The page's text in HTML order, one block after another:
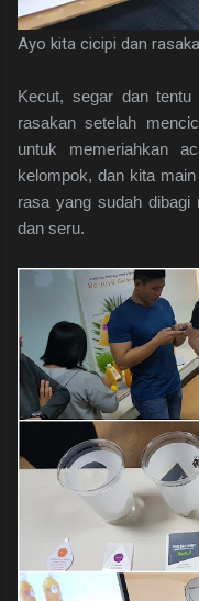
Ayo kita cicipi dan
Kecut, segar dan
rasakan setelah
untuk memeriahkan
kelompok, dan kita
rasa yang sudah dibagi
dan seru.